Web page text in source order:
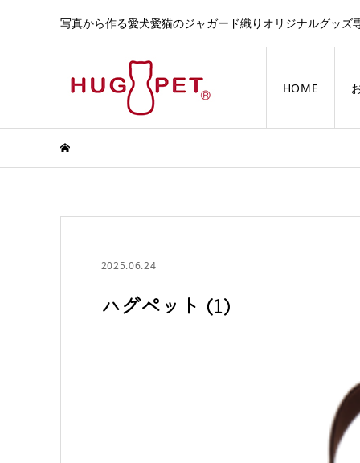
写真から作る愛犬愛猫のジャガード織りオリジナルグッズ
HOME
2025.06.24
ハグペット (1)